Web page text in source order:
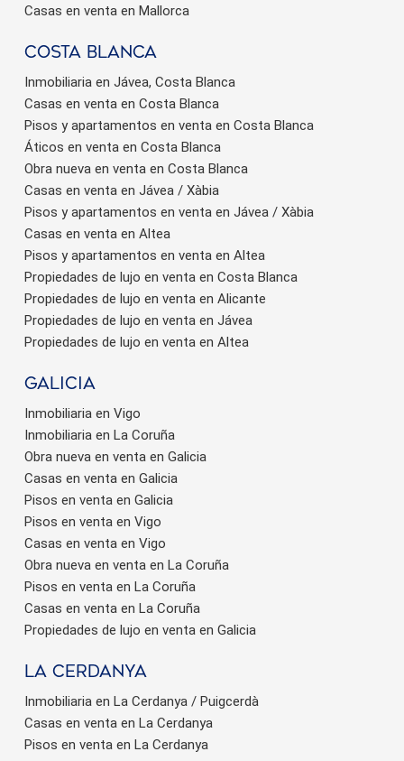
Casas en venta en Mallorca
Costa Blanca
Inmobiliaria en Jávea, Costa Blanca
Casas en venta en Costa Blanca
Pisos y apartamentos en venta en Costa Blanca
Áticos en venta en Costa Blanca
Obra nueva en venta en Costa Blanca
Casas en venta en Jávea / Xàbia
Pisos y apartamentos en venta en Jávea / Xàbia
Casas en venta en Altea
Pisos y apartamentos en venta en Altea
Propiedades de lujo en venta en Costa Blanca
Propiedades de lujo en venta en Alicante
Propiedades de lujo en venta en Jávea
Propiedades de lujo en venta en Altea
Galicia
Inmobiliaria en Vigo
Inmobiliaria en La Coruña
Obra nueva en venta en Galicia
Casas en venta en Galicia
Pisos en venta en Galicia
Pisos en venta en Vigo
Casas en venta en Vigo
Obra nueva en venta en La Coruña
Pisos en venta en La Coruña
Casas en venta en La Coruña
Propiedades de lujo en venta en Galicia
La Cerdanya
Inmobiliaria en La Cerdanya / Puigcerdà
Casas en venta en La Cerdanya
Pisos en venta en La Cerdanya